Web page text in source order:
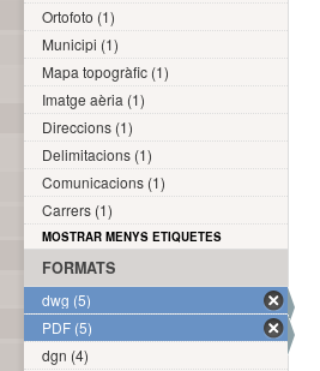
Ortofoto (1)
Municipi (1)
Mapa topogràfic (1)
Imatge aèria (1)
Direccions (1)
Delimitacions (1)
Comunicacions (1)
Carrers (1)
MOSTRAR MENYS ETIQUETES
FORMATS
dwg (5)
PDF (5)
dgn (4)